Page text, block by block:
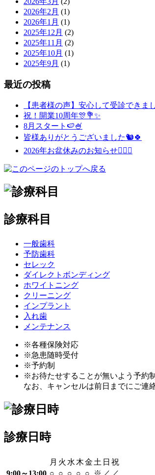
2026年2月 (1)
2026年1月 (1)
2025年12月 (2)
2025年11月 (2)
2025年10月 (1)
2025年9月 (1)
最近の投稿
【患者様の声】安心して受診できま
祝！開業10周年🎊💐✨
8月スタート🍉🍧
皆様ありがとうございました🐿️🍀
2026年お盆休みのお知らせ💁🏻‍♀️
診療科目
一般歯科
予防歯科
セレック
ダイレクトボンディング
ホワイトニング
クリーニング
インプラント
入れ歯
メンテナンス
※各種保険対応
※急患随時受付
※予約制
※お待たせすることが無いよう予約
なお、キャンセルは前日までにご連
診療日時
月 火 水 木金 土 日 祝